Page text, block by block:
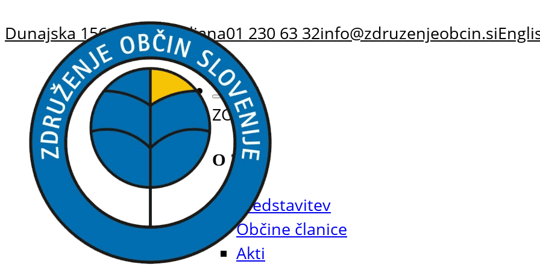
Dunajska 156, 1000 Ljubljana01 230 63 32info@zdruzenjeobcin.si
ZOS
O ZOS
Predstavitev
Občine članice
Akti